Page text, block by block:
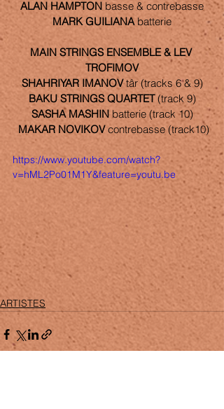
ALAN HAMPTON basse & contrebasse
MARK GUILIANA batterie
MAIN STRINGS ENSEMBLE & LEV
TROFIMOV
SHAHRIYAR IMANOV târ (tracks 6 & 9)
BAKU STRINGS QUARTET (track 9)
SASHA MASHIN batterie (track 10)
MAKAR NOVIKOV contrebasse (track10)
https://www.youtube.com/watch?
v=hML2Po01M1Y&feature=youtu.be
ARTISTES